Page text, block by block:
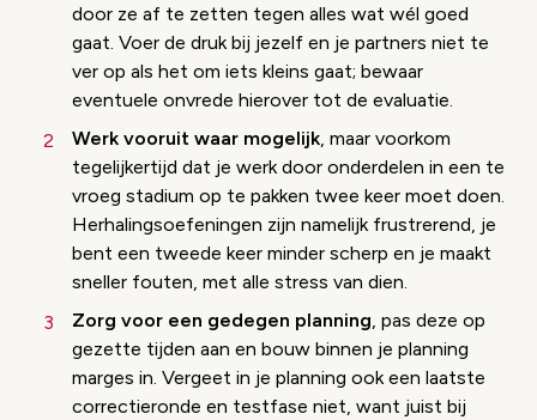
door ze af te zetten tegen alles wat wél goed
gaat. Voer de druk bij jezelf en je partners niet te
ver op als het om iets kleins gaat; bewaar
eventuele onvrede hierover tot de evaluatie.
Werk vooruit waar mogelijk, maar voorkom
tegelijkertijd dat je werk door onderdelen in een te
vroeg stadium op te pakken twee keer moet doen.
Herhalingsoefeningen zijn namelijk frustrerend, je
bent een tweede keer minder scherp en je maakt
sneller fouten, met alle stress van dien.
Zorg voor een gedegen planning, pas deze op
gezette tijden aan en bouw binnen je planning
marges in. Vergeet in je planning ook een laatste
correctieronde en testfase niet, want juist bij